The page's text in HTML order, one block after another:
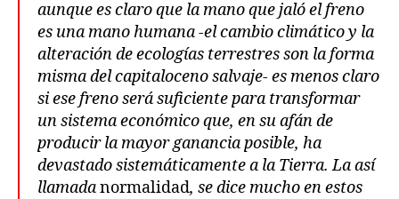
aunque es claro que la mano que jaló el freno
es una mano humana -el cambio climático y la
alteración de ecologías terrestres son la forma
misma del capitaloceno salvaje- es menos claro
si ese freno será suficiente para transformar
un sistema económico que, en su afán de
producir la mayor ganancia posible, ha
devastado sistemáticamente a la Tierra. La así
llamadanormalidad, se dice mucho en estos